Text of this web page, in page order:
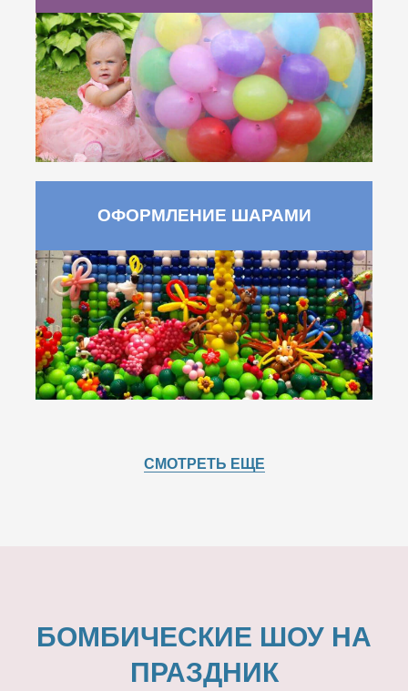
ОФОРМЛЕНИЕ ШАРАМИ
СМОТРЕТЬ ЕЩЕ
БОМБИЧЕСКИЕ ШОУ НА
ПРАЗДНИК